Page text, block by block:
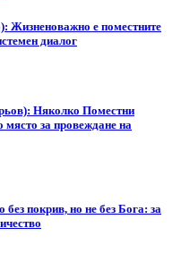
Жизненоважно е поместните
диалог
Няколко Поместни
място за провеждане на
покрив, но не без Бога: за